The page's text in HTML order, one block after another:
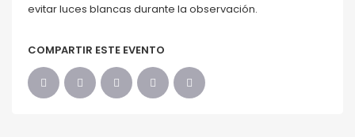
evitar luces blancas durante la observación.
COMPARTIR ESTE EVENTO